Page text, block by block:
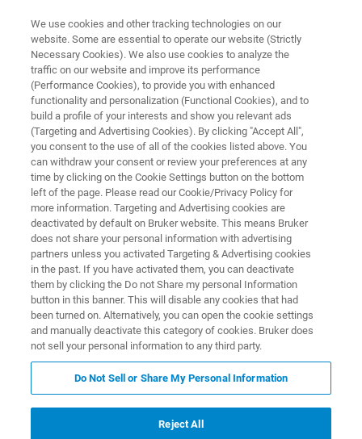
컨퍼런스 및 전시회
대면, 가상 및 맞춤형으로 앞으로 진행될 행사
를 검색해 보십시오.
Upcoming Events On-Demand Events
Upcoming Events
We use cookies and other tracking technologies on our
website. Some are essential to operate our website (Strictly
Necessary Cookies). We also use cookies to analyze the
traffic on our website and improve its performance
(Performance Cookies), to provide you with enhanced
functionality and personalization (Functional Cookies), and to
build a profile of your interests and show you relevant ads
(Targeting and Advertising Cookies). By clicking "Accept All",
you consent to the use of all of the cookies listed above. You
can withdraw your consent or review your preferences at any
time by clicking on the Cookie Settings button on the bottom
left of the page. Please read our Cookie/Privacy Policy for
more information. Targeting and Advertising cookies are
deactivated by default on Bruker website. This means Bruker
does not share your personal information with advertising
partners unless you activated Targeting & Advertising cookies
in the past. If you have activated them, you can deactivate
them by clicking the Do not Share my personal Information
button in this banner. This will disable any cookies that had
been turned on. Alternatively, you can open the cookie settings
and manually deactivate this category of cookies. Bruker does
not sell your personal information to any third party.
Do Not Sell or Share My Personal Information
Reject All